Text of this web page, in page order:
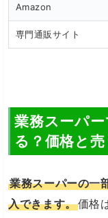
Amazon
専門通販サイト
業務スーパ
る？価格と
業務スーパーの一
入できます。価格